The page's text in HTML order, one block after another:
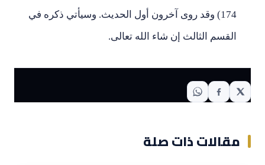
174) وقد روى آخرون أول الحديث. وسيأتي ذكره في
القسم الثالث إن شاء الله تعالى.
مقالات ذات صلة